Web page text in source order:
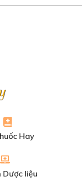
Hay
Dược liệu